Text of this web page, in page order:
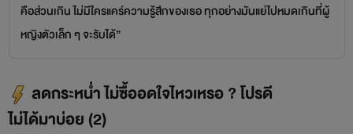
คือส่วนเกิน ไม่มีใครแคร์ความรู้สึกของเธอ ทุกอย่างมันแย่ไปหมดเกินที่ผู้
หญิงตัวเล็ก ๆ จะรับได้”
ลดกระหน่ำ ไม่ซื้ออดใจไหวเหรอ ? โปรดี
ไม่ได้มาบ่อย (2)